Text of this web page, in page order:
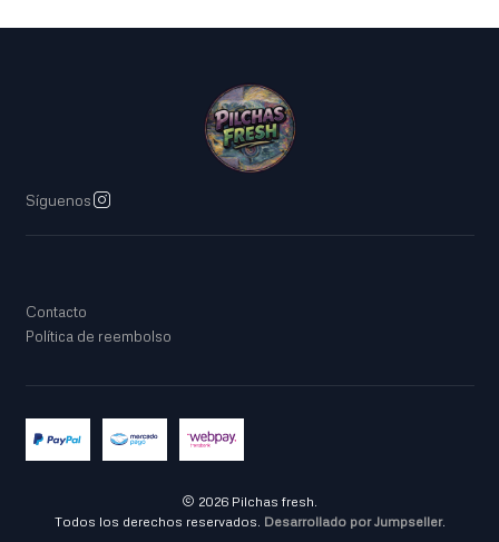
Síguenos
Contacto
Política de reembolso
2026 Pilchas fresh.
Todos los derechos reservados. Desarrollado por Jumpseller.